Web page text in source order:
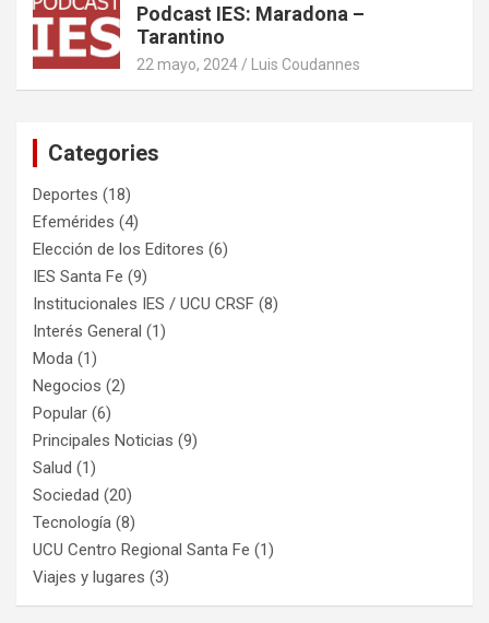
Podcast IES: Maradona –
Tarantino
22 mayo, 2024 Luis Coudannes
Categories
Deportes (18)
Efemérides (4)
Elección de los Editores (6)
IES Santa Fe (9)
Institucionales IES / UCU CRSF (8)
Interés General (1)
Moda (1)
Negocios (2)
Popular (6)
Principales Noticias (9)
Salud (1)
Sociedad (20)
Tecnología (8)
UCU Centro Regional Santa Fe (1)
Viajes y lugares (3)